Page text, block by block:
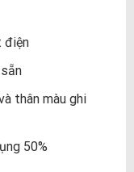
điện
thân màu ghi
50%